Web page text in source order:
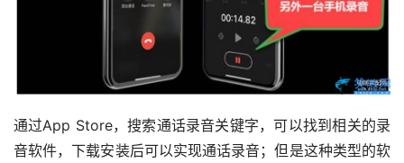
通过App Store，搜索通话录音关键字，可以找到相关的录
音软件，下载安装后可以实现通话录音；但是这种类型的软